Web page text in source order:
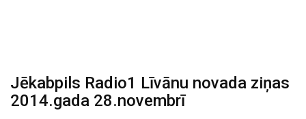
Jēkabpils Radio1 Līvānu novada ziņas
2014.gada 28.novembrī